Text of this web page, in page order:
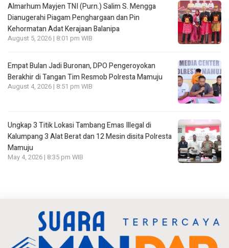
Almarhum Mayjen TNI (Purn.) Salim S. Mengga
Dianugerahi Piagam Penghargaan dan Pin
Kehormatan Adat Kerajaan Balanipa
August 5, 2026 | 8:01 pm WIB
Empat Bulan Jadi Buronan, DPO Pengeroyokan
Berakhir di Tangan Tim Resmob Polresta Mamuju
August 4, 2026 | 8:51 pm WIB
Ungkap 3 Titik Lokasi Tambang Emas Illegal di
Kalumpang 3 Alat Berat dan 12 Mesin disita Polresta
Mamuju
May 4, 2026 | 8:35 pm WIB